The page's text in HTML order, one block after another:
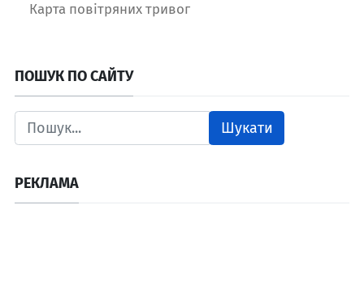
Карта повітряних тривог
ПОШУК ПО САЙТУ
Шукати
РЕКЛАМА